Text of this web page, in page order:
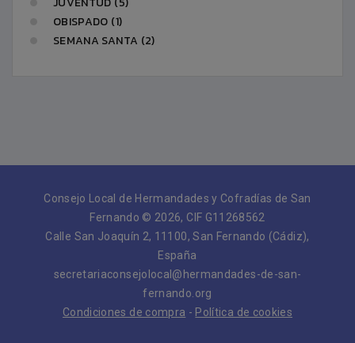
OBISPADO (1)
SEMANA SANTA (2)
Consejo Local de Hermandades y Cofradías de San
Fernando © 2026, CIF G11268562
Calle San Joaquín 2, 11100, San Fernando (Cádiz),
España
secretariaconsejolocal@hermandades-de-san-
fernando.org
Condiciones de compra - Política de cookies